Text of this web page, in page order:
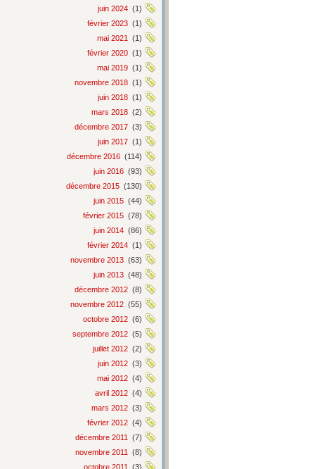
juin 2024 (1)
février 2023 (1)
mai 2021
(1)
février 2020 (1)
mai 2019 (1)
novembre 2018 (1)
juin 2018 (1)
mars 2018 (2)
décembre 2017 (3)
juin 2017 (1)
décembre 2016 (114)
juin 2016 (93)
décembre 2015 (130)
juin 2015 (44)
février 2015 (78)
juin 2014 (86)
février 2014 (1)
novembre 2013 (63)
juin 2013 (48)
décembre 2012 (8)
novembre 2012 (55)
octobre 2012 (6)
septembre 2012 (5)
juillet 2012 (2)
juin 2012 (3)
mai 2012 (4)
avril 2012 (4)
mars 2012 (3)
février 2012 (4)
décembre 2011
(7)
novembre 2011
(8)
octobre 2011
(3)